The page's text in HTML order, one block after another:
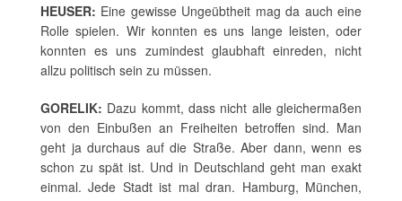
HEUSER: Eine gewisse Ungeübtheit mag da auch eine
Rolle spielen. Wir konnten es uns lange leisten, oder
konnten es uns zumindest glaubhaft einreden, nicht
allzu politisch sein zu müssen.
GORELIK: Dazu kommt, dass nicht alle gleichermaßen
von den Einbußen an Freiheiten betroffen sind. Man
geht ja durchaus auf die Straße. Aber dann, wenn es
schon zu spät ist. Und in Deutschland geht man exakt
einmal. Jede Stadt ist mal dran. Hamburg, München,